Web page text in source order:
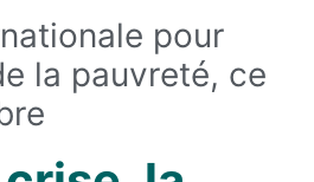
pour
la pauvreté, ce